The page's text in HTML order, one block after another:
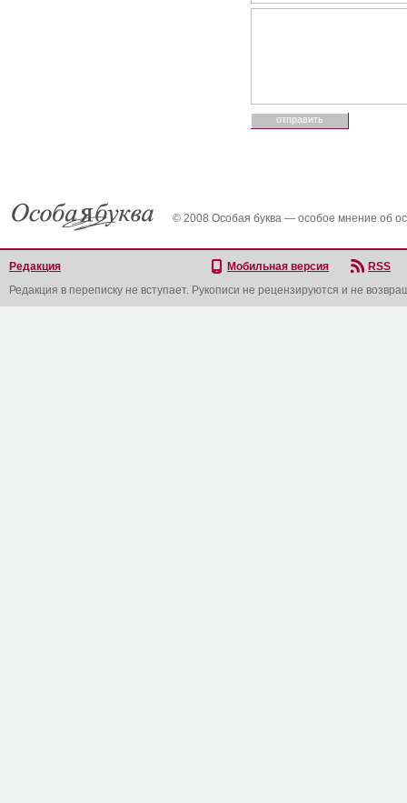
© 2008 Особая буква — особое мнение об
Редакция Мобильная версия
RSS
Редакция в переписку не вступает. Рукописи не рецензируются и не